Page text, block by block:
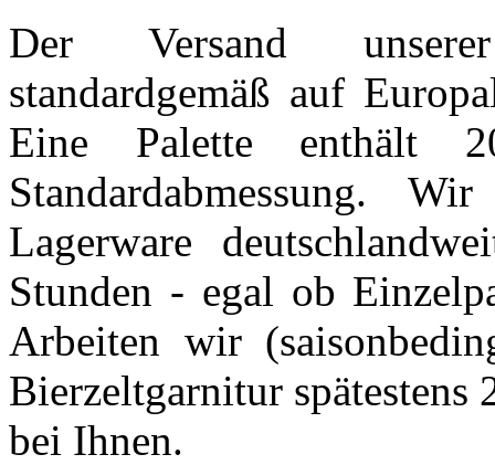
Der Versand
standardgemäß auf
Eine Palette enthält
Standardabmessung.
Lagerware
Stunden - egal ob
Arbeiten wir
Bierzeltgarnitur spätestens
bei Ihnen.